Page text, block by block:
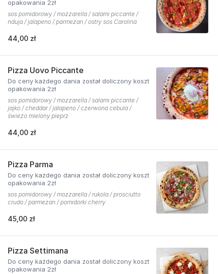
opakowania 2zł
sos pomidorowy / mozzarella / salami piccante /
nduja / jalapeno / parmezan / ostry sos Carolina
44,00 zł
Pizza Uovo Piccante
Do ceny każdego dania został doliczony koszt
opakowania 2zł
sos pomidorowy / mozzarella / salami piccante /
jajko / cheddar / jalapeno / czerwona cebula /
świeżo mielony pieprz
44,00 zł
Pizza Parma
Do ceny każdego dania został doliczony koszt
opakowania 2zł
sos pomidorowy / mozzarella / rukola / prosciutto
crudo / parmezan / pomidorki cherry
45,00 zł
Pizza Settimana
Do ceny każdego dania został doliczony koszt
opakowania 2zł